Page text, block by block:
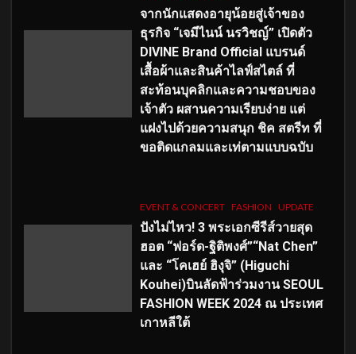
จากนักแสดงอายุน้อยสู่เจ้าของ
ธุรกิจ “เจมีไนน์ นรวิชญ์” เปิดตัว
DIVINE Brand Official แบรนด์
เสื้อผ้าและสินค้าไลฟ์สไตล์ ที่
สะท้อนบุคลิกและความชอบของ
เจ้าตัว ผสานความเรียบง่าย แต่
แฝงไปด้วยความสนุก ชิค สตรีท ที่
ขอติดแกลมและเท่ตามแบบฉบับ
EVENT & CONCERT FASHION UPDATE
ปังไม่ไหว! 3 พระเอกซีรีส์วายสุด
ฮอต “ฟอร์ด-ฐิติพงศ์”“Nat Chen”
และ “โคเฮย์ ฮิงุจิ” (Higuchi
Kouhei)บินลัดฟ้าร่วมงาน SEOUL
FASHION WEEK 2024 ณ ประเทศ
เกาหลีใต้